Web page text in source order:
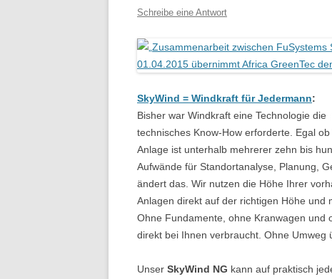
Schreibe eine Antwort
SkyWind = Windkraft für Jedermann:
Bisher war Windkraft eine Technologie
technisches Know-How erforderte. Egal ob
Anlage ist unterhalb mehrerer zehn bis
Aufwände für Standortanalyse, Planung,
ändert das. Wir nutzen die Höhe Ihrer
Anlagen direkt auf der richtigen Höhe und
Ohne Fundamente, ohne Kranwagen und
direkt bei Ihnen verbraucht. Ohne Umweg
Unser SkyWind NG kann auf praktisch